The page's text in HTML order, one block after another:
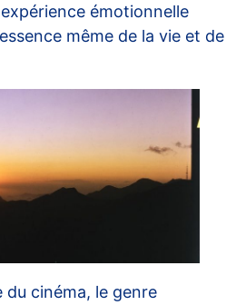
émotionnelle
même de la vie et de
cinéma, le genre